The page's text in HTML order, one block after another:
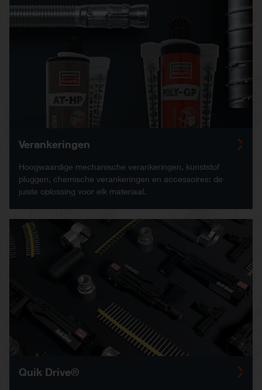
Verankeringen
Hoogwaardige mechanische verankeringen, kunststof
pluggen, chemische verankeringen en accessoires: de
juiste oplossing voor elk materiaal.
Quik Drive®